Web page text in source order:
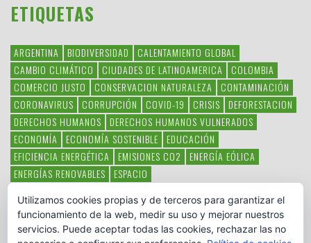
ETIQUETAS
ARGENTINA BIODIVERSIDAD
CALENTAMIENTO GLOBAL
CAMBIO CLIMÁTICO
CIUDADES DE LATINOAMERICA
COLOMBIA
COMERCIO JUSTO
CONSERVACION NATURALEZA
CONTAMINACIÓN
CORONAVIRUS
CORRUPCIÓN COVID-19 CRISIS
DEFORESTACION
DERECHOS HUMANOS
DERECHOS HUMANOS VULNERADOS
ECONOMÍA
ECONOMÍA SOSTENIBLE
EDUCACIÓN
EFICIENCIA ENERGÉTICA
EMISIONES CO2
ENERGÍA EÓLICA
ENERGÍAS RENOVABLES
ESPACIO
HAMBRE LATINOAMÉRICA MEDIO AMBIENTE
MÉXICO
OBJETIVOS DEL MILENIO
ONGS PAZ POBREZA POESÍA
POLITICA
Utilizamos cookies propias y de terceros para garantizar el
funcionamiento de la web, medir su uso y mejorar nuestros
servicios. Puede aceptar todas las cookies, rechazar las no